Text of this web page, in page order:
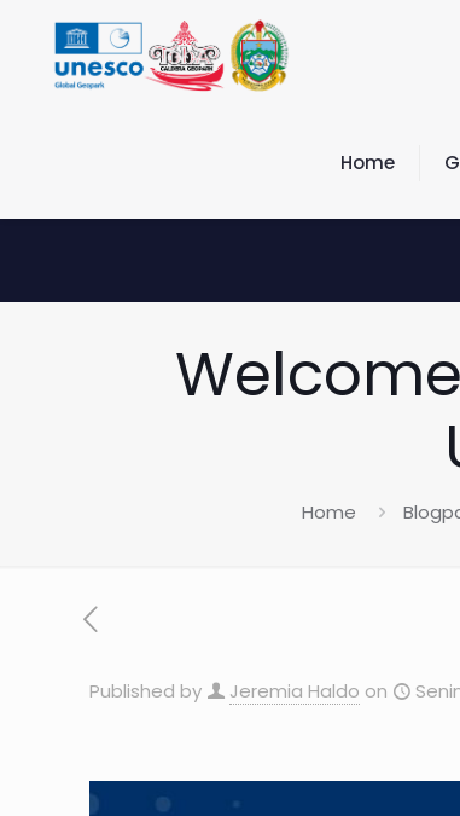
Home
Home
Published by Jeremia Haldo on